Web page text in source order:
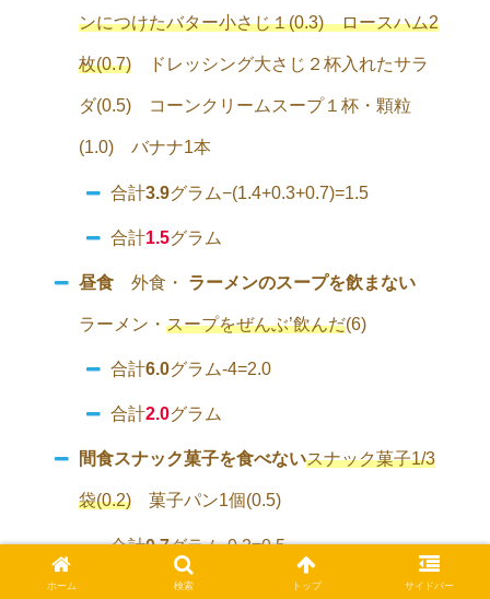
ンにつけたバター小さじ１(0.3) ロースハム2
枚(0.7) ドレッシング大さじ２杯入れたサラ
ダ(0.5) コーンクリームスープ１杯・顆粒
(1.0) バナナ1本
合計3.9グラム−(1.4+0.3+0.7)=1.5
合計1.5グラム
昼食 外食・ ラーメンのスープを飲まない
ラーメン・スープをぜんぶ’飲んだ(6)
合計6.0グラム-4=2.0
合計2.0グラム
間食スナック菓子を食べないスナック菓子1/3
袋(0.2) 菓子パン1個(0.5)
合計0.7グラム-0.2=0.5
グラム
ホーム 検索 トップ サイドバー